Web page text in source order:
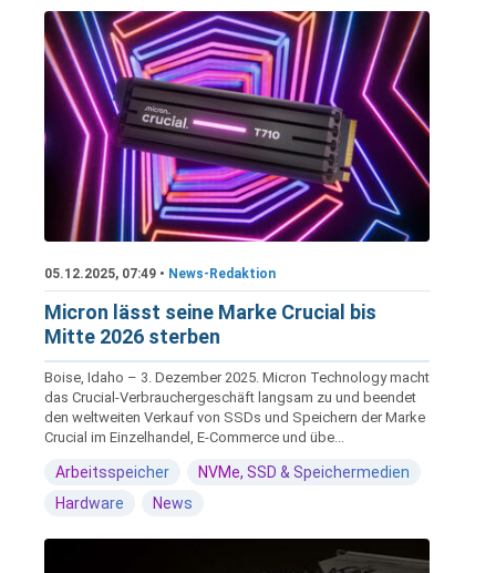
05.12.2025, 07:49 • News-Redaktion
Micron lässt seine Marke Crucial bis
Mitte 2026 sterben
Boise, Idaho – 3. Dezember 2025. Micron Technology macht
das Crucial-Verbrauchergeschäft langsam zu und beendet
den weltweiten Verkauf von SSDs und Speichern der Marke
Crucial im Einzelhandel, E-Commerce und übe...
Arbeitsspeicher
NVMe, SSD & Speichermedien
Hardware
News